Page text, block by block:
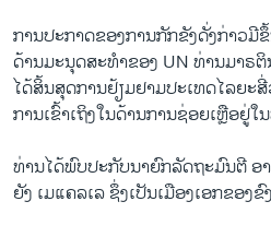
ການປະກາດຂອງການກັກຂັງດັ່ງກ່າວ
ດ້ານມະນຸດສະທຳຂອງ UN ທ່ານມາຣ
ໄດ້ສິ້ນສຸດການຢ້ຽມຢາມປະເທດໄລຍະ
ການເຂົ້າເຖິງໃນດ້ານການຊ່ອຍເຫຼືອຢູ່
ທ່ານໄດ້ພົບປະກັບນາຍົກລັດຖະມົນຕີ ອ
ຍັງ ເມແຄລເລ ຊຶ່ງເປັນເມືອງເອກຂອງ